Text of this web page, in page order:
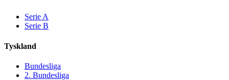
Serie A
Serie B
Tyskland
Bundesliga
2. Bundesliga